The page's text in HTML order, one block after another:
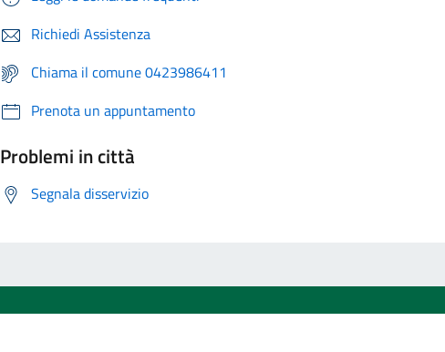
Richiedi Assistenza
Chiama il comune 0423986411
Prenota un appuntamento
Problemi in città
Segnala disservizio